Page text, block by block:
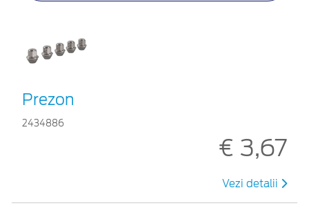
Prezon
2434886
€ 3,67
Vezi detalii